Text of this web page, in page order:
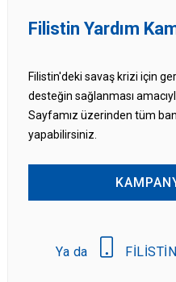
Filistin Yardım
Filistin'deki savaş krizi için
desteğin sağlanması
Sayfamız üzerinden tüm
yapabilirsiniz.
Ya da